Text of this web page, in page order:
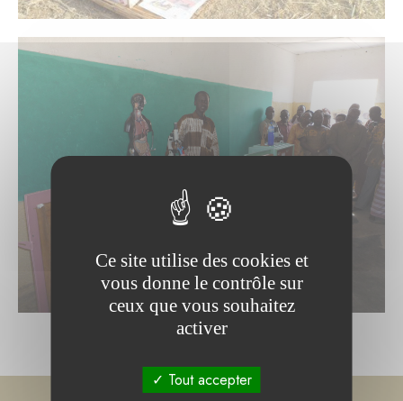
Ce site utilise des cookies et
vous donne le contrôle sur
ceux que vous souhaitez
activer
Tout accepter